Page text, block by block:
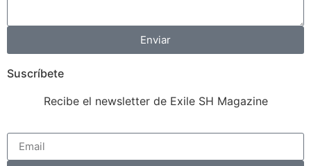
Enviar
Suscríbete
Recibe el newsletter de Exile SH Magazine